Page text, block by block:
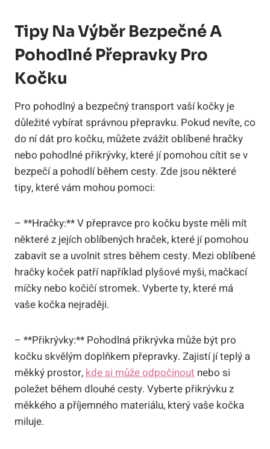
Tipy Na Výběr Bezpečné A
Pohodlné Přepravky Pro
Kočku
Pro pohodlný a bezpečný transport vaší kočky je
důležité vybírat správnou přepravku. Pokud nevíte, co
do ní dát pro kočku, můžete zvážit oblíbené hračky
nebo pohodlné přikrývky, které jí pomohou cítit se v
bezpečí a pohodlí během cesty. Zde jsou některé
tipy, které vám mohou pomoci:
– **Hračky:** V přepravce pro kočku byste měli mít
některé z jejích oblíbených hraček, které jí pomohou
zabavit se a uvolnit stres během cesty. Mezi oblíbené
hračky koček patří například plyšové myši, mačkací
míčky nebo kočičí stromek. Vyberte ty, které má
vaše kočka nejraději.
– **Přikrývky:** Pohodlná přikrývka může být pro
kočku skvělým doplňkem přepravky. Zajistí jí teplý a
měkký prostor,kde si může odpočinout nebo si
poležet během dlouhé cesty. Vyberte přikrývku z
měkkého a příjemného materiálu, který vaše kočka
miluje.